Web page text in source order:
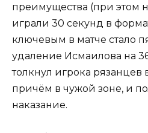
преимущества (при этом
играли 30 секунд в
ключевым в матче стало
удаление Исмаилова на
толкнул игрока рязанцев
причём в чужой зоне, и
наказание.